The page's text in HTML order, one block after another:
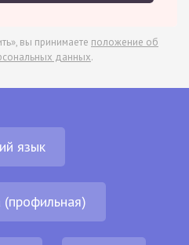
вы принимаете положение об
данных.
язык